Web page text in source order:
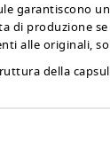
garantiscono
di produzione
alle originali,
della